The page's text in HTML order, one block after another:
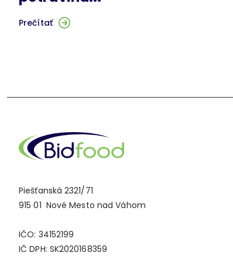
Prečítať
Piešťanská 2321/71
915 01 Nové Mesto nad Váhom
IČO: 34152199
IČ DPH: SK2020168359